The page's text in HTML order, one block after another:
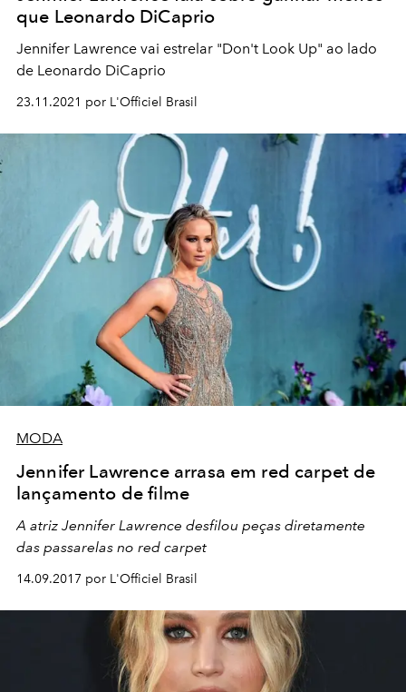
que Leonardo DiCaprio
Jennifer Lawrence vai estrelar "Don't Look Up" ao lado
de Leonardo DiCaprio
23.11.2021 por L'Officiel Brasil
MODA
Jennifer Lawrence arrasa em red carpet de
lançamento de filme
A atriz Jennifer Lawrence desfilou peças diretamente
das passarelas no red carpet
14.09.2017 por L'Officiel Brasil